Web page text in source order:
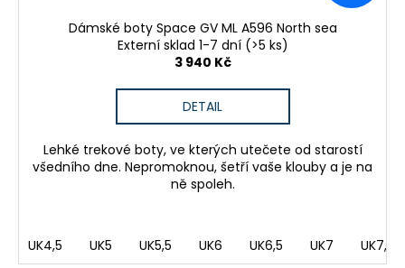
Dámské boty Space GV ML A596 North sea
Externí sklad 1-7 dní (>5 ks)
3 940 Kč
DETAIL
Lehké trekové boty, ve kterých utečete od starostí
všedního dne. Nepromoknou, šetří vaše klouby a je na
ně spoleh.
UK4,5 UK5 UK5,5 UK6 UK6,5 UK7 UK7,5